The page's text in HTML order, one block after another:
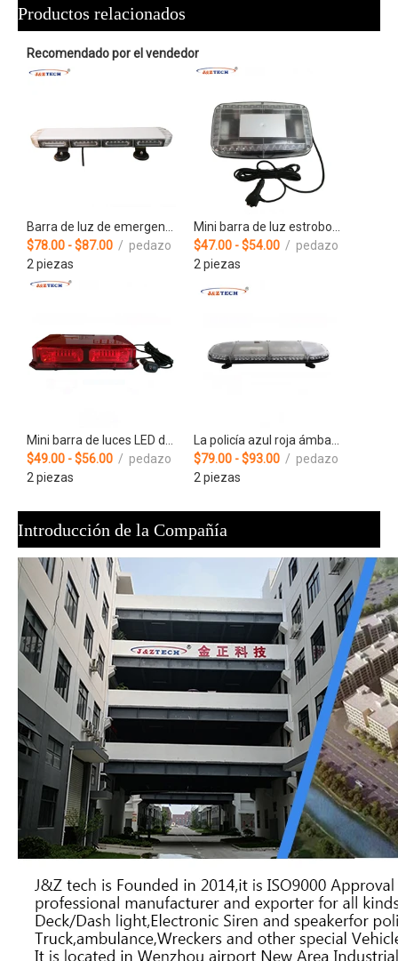
Productos relacionados
Recomendado por el vendedor
$78.00 - $87.00 / pedazo
2 piezas
$47.00 - $54.00 / pedazo
2 piezas
$49.00 - $56.00 / pedazo
2 piezas
$79.00 - $93.00 / pedazo
2 piezas
Introducción de la Compañía